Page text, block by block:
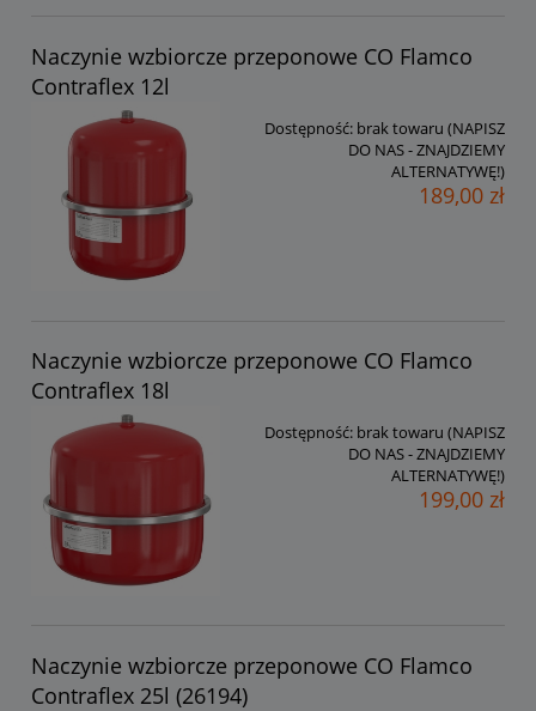
Naczynie wzbiorcze przeponowe CO Flamco
Contraflex 12l
Dostępność: brak towaru (NAPISZ
DO NAS - ZNAJDZIEMY
ALTERNATYWĘ!)
189,00 zł
Naczynie wzbiorcze przeponowe CO Flamco
Contraflex 18l
Dostępność: brak towaru (NAPISZ
DO NAS - ZNAJDZIEMY
ALTERNATYWĘ!)
199,00 zł
Naczynie wzbiorcze przeponowe CO Flamco
Contraflex 25l (26194)